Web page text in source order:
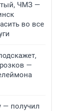
ЧМЗ —
во все
—
— получил